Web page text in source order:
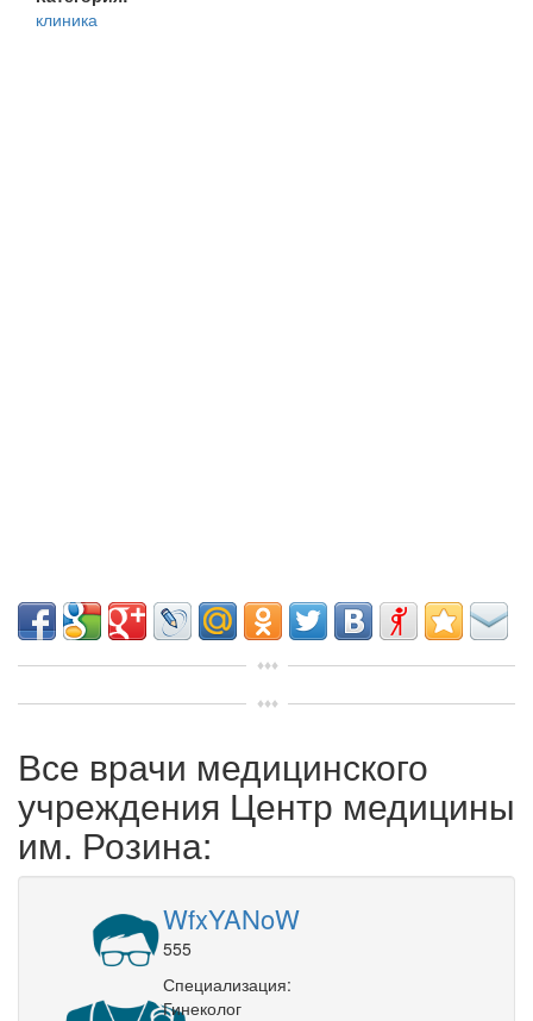
клиника
Все врачи медицинского
учреждения Центр медицины
им. Розина:
WfxYANoW
555
Специализация:
Гинеколог